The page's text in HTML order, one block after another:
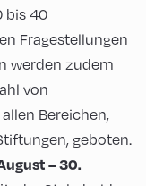
bis 40
Fragestellungen
werden zudem
von
Bereichen,
geboten.
–30.